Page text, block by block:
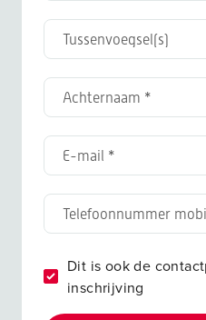
Dit is ook de
inschrijving